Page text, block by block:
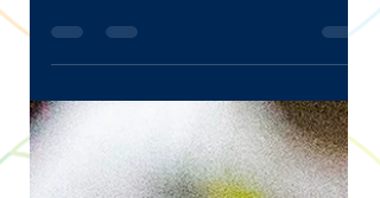
crianças com alimentação uma vez
por semana, uniformes e bolas.